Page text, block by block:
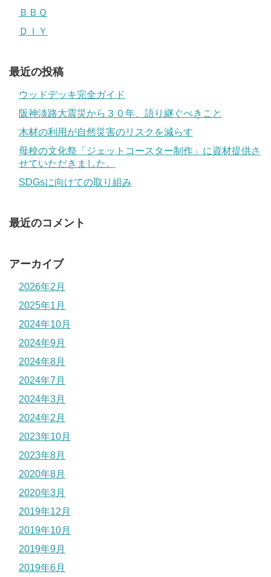
ＢＢＱ
ＤＩＹ
最近の投稿
ウッドデッキ完全ガイド
阪神淡路大震災から３０年、語り継ぐべきこと
木材の利用が自然災害のリスクを減らす
母校の文化祭「ジェットコースター制作」に資材提供さ
せていただきました。
SDGsに向けての取り組み
最近のコメント
アーカイブ
2026年2月
2025年1月
2024年10月
2024年9月
2024年8月
2024年7月
2024年3月
2024年2月
2023年10月
2023年8月
2020年8月
2020年3月
2019年12月
2019年10月
2019年9月
2019年6月